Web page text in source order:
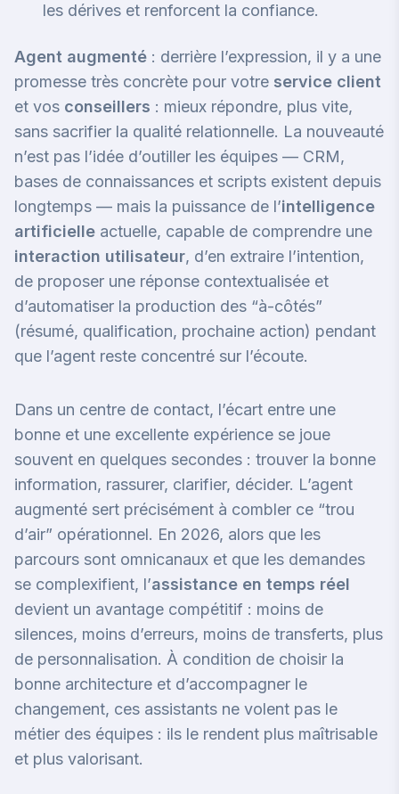
les dérives et renforcent la confiance.
Agent augmenté : derrière l’expression, il y a une
promesse très concrète pour votre service client
et vos conseillers : mieux répondre, plus vite,
sans sacrifier la qualité relationnelle. La nouveauté
n’est pas l’idée d’outiller les équipes — CRM,
bases de connaissances et scripts existent depuis
longtemps — mais la puissance de l’intelligence
artificielle actuelle, capable de comprendre une
interaction utilisateur, d’en extraire l’intention,
de proposer une réponse contextualisée et
d’automatiser la production des “à-côtés”
(résumé, qualification, prochaine action) pendant
que l’agent reste concentré sur l’écoute.
Dans un centre de contact, l’écart entre une
bonne et une excellente expérience se joue
souvent en quelques secondes : trouver la bonne
information, rassurer, clarifier, décider. L’agent
augmenté sert précisément à combler ce “trou
d’air” opérationnel. En 2026, alors que les
parcours sont omnicanaux et que les demandes
se complexifient, l’assistance en temps réel
devient un avantage compétitif : moins de
silences, moins d’erreurs, moins de transferts, plus
de personnalisation. À condition de choisir la
bonne architecture et d’accompagner le
changement, ces assistants ne volent pas le
métier des équipes : ils le rendent plus maîtrisable
et plus valorisant.